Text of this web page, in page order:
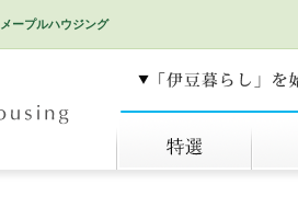
メープルハウジング